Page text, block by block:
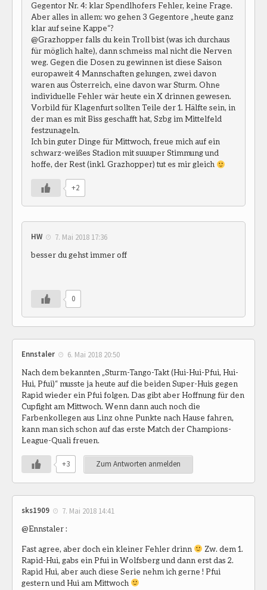
Gegentor Nr. 4: klar Spendlhofers Fehler, keine Frage.
Aber alles in allem: wo gehen 3 Gegentore „heute ganz
klar auf seine Kappe“?
@Grazhopper falls du kein Troll bist (was ich durchaus
für möglich halte), dann schmeiss mal nicht die Nerven
weg. Gegen die Dosen zu gewinnen ist diese Saison
europaweit 4 Mannschaften gelungen, zwei davon
waren aus Österreich, eine davon war Sturm. Ohne
individuelle Fehler wär heute ein X drinnen gewesen.
Vorbild für Klagenfurt sollten Teile der 1. Hälfte sein, in
der man es mit Biss geschafft hat, Szbg im Mittelfeld
festzunageln.
Ich bin guter Dinge für Mittwoch, freue mich auf ein
schwarz-weißes Stadion mit suuuper Stimmung und
hoffe, der Rest (inkl. Grazhopper) tut es mir gleich
+2
HW 7. Mai 2018 17:36
besser du gehst immer off
0
Ennstaler 6. Mai 2018 20:50
Nach dem bekannten „Sturm-Tango-Takt (Hui-Hui-Pfui, Hui-
Hui, Pfui)“ musste ja heute auf die beiden Super-Huis gegen
Rapid wieder ein Pfui folgen. Das gibt aber Hoffnung für den
Cupfight am Mittwoch. Wenn dann auch noch die
Farbenkollegen aus Linz ohne Punkte nach Hause fahren,
kann man sich schon auf das erste Match der Champions-
League-Quali freuen.
+3 Zum Antworten anmelden
sks1909 7. Mai 2018 14:41
@Ennstaler :
Fast agree, aber doch ein kleiner Fehler drinn
Zw. dem 1.
Rapid-Hui, gabs ein Pfui in Wolfsberg und dann erst das 2.
Rapid Hui, aber auch diese Serie nehm ich gerne ! Pfui
gestern und Hui am Mittwoch